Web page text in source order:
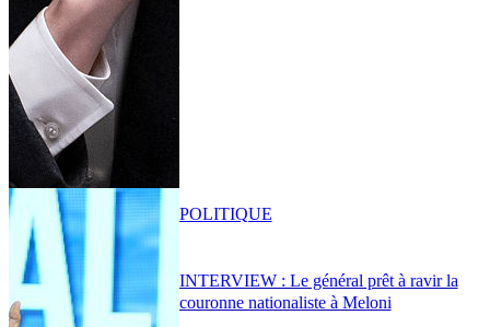
INTERVIEW : Le général prêt à ravir la
couronne nationaliste à Meloni
POLITIQUE